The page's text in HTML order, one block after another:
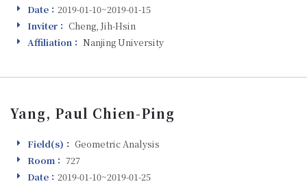
Visiting
Date： 2019-01-10~2019-01-15
Inviter
Inviter： Cheng, Jih-Hsin
Affiliation
Affiliation： Nanjing University
Yang, Paul Chien-Ping
Field(s)
Field(s)： Geometric Analysis
Room
Room： 727
Visiting
Date： 2019-01-10~2019-01-25